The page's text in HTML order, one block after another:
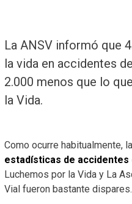
La ANSV informó que
la vida en accidentes
2.000 menos que lo
la Vida.
Como ocurre habitualmente,
estadísticas de accidentes
Luchemos por la Vida y La
Vial fueron bastante dispares.